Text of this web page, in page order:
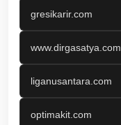
gresikarir.com
www.dirgasatya.com
liganusantara.com
optimakit.com